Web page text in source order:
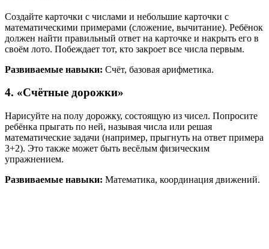
Создайте карточки с числами и небольшие карточки с
математическими примерами (сложение, вычитание). Ребёнок
должен найти правильный ответ на карточке и накрыть его в
своём лото. Побеждает тот, кто закроет все числа первым.
Развиваемые навыки: Счёт, базовая арифметика.
4. «Счётные дорожки»
Нарисуйте на полу дорожку, состоящую из чисел. Попросите
ребёнка прыгать по ней, называя числа или решая
математические задачи (например, прыгнуть на ответ примера
3+2). Это также может быть весёлым физическим
упражнением.
Развиваемые навыки: Математика, координация движений.